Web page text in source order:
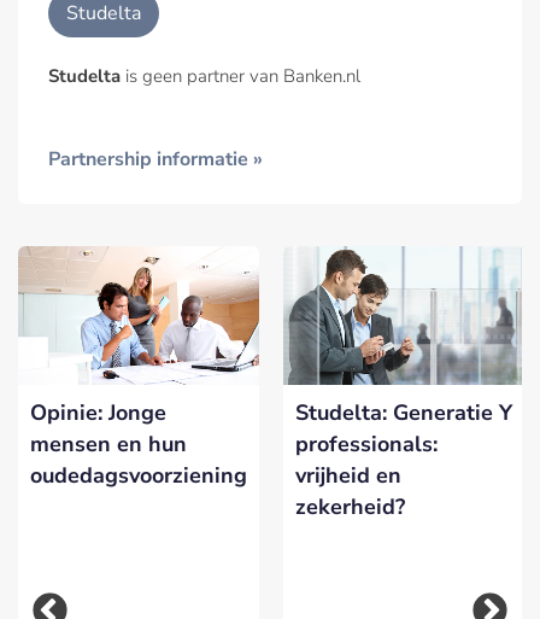
Studelta
Studelta is geen partner van Banken.nl
Partnership informatie »
Opinie: Jonge
mensen en hun
oudedagsvoorziening
Studelta: Generatie Y
professionals:
vrijheid en
zekerheid?